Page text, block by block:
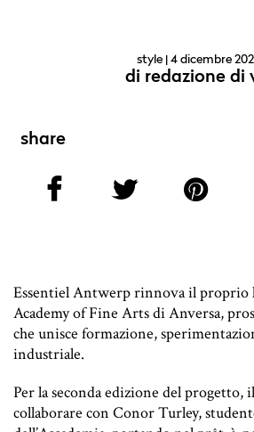
style | 4 dicembre
di redazione di
share
Essentiel Antwerp rinnova il proprio
Academy of Fine Arts di Anversa,
che unisce formazione,
industriale.
Per la seconda edizione del progetto,
collaborare con Conor Turley,